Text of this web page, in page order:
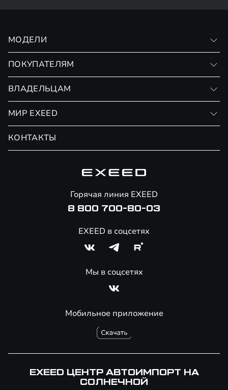
МОДЕЛИ
ПОКУПАТЕЛЯМ
Страхование
ВЛАДЕЛЬЦАМ
Сервис
Помощь на дорогах
МИР EXEED
КОНТАКТЫ
Мобильное приложение
Горячая линия EXEED
8 800 700-80-03
EXEED в соцсетях
Мы в соцсетях
EXEED ЦЕНТР АВТОИМПОРТ НА
СОЛНЕЧНОЙ